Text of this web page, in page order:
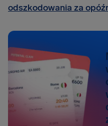
odszkodowania za